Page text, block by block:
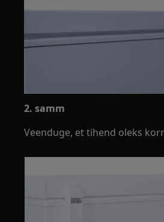
2. samm
Veenduge, et tihend oleks